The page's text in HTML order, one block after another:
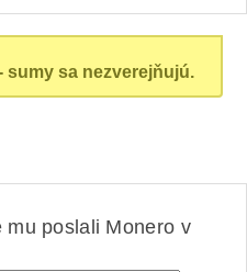
sumy sa nezverejňujú.
mu poslali Monero v